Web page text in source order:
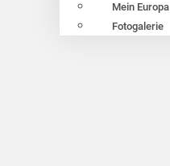
Mein Europa
Fotogalerie